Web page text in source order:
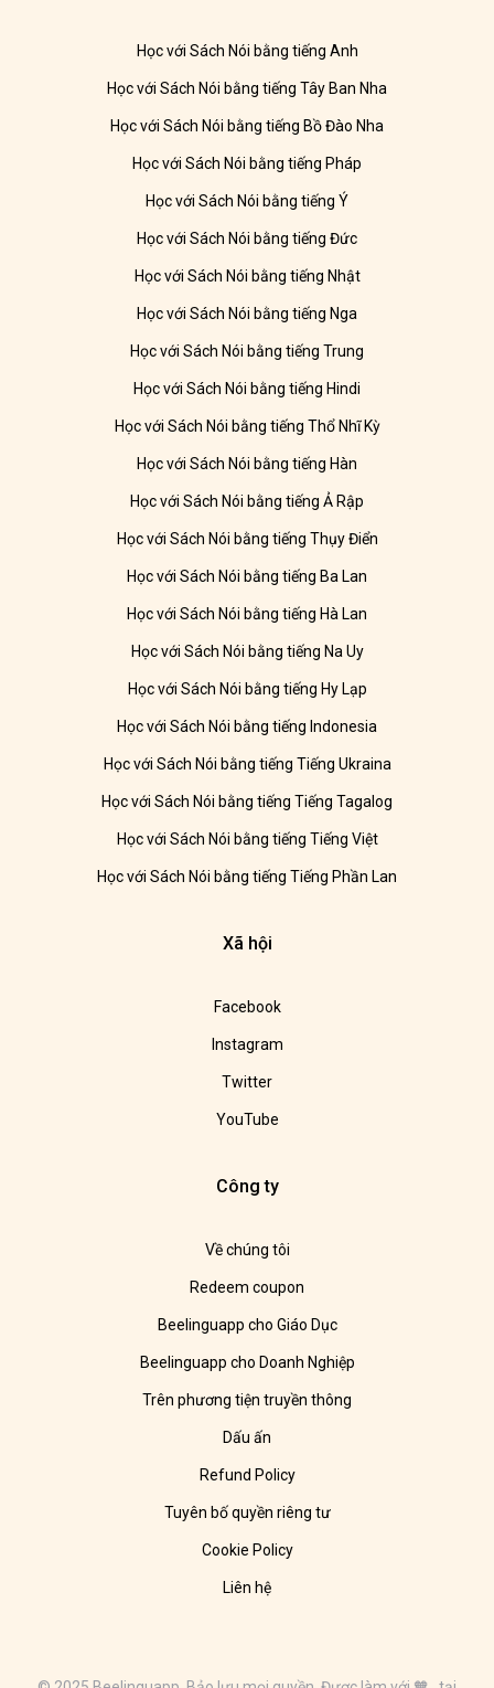
Học với Sách Nói bằng tiếng Anh
Học với Sách Nói bằng tiếng Tây Ban Nha
Học với Sách Nói bằng tiếng Bồ Đào Nha
Học với Sách Nói bằng tiếng Pháp
Học với Sách Nói bằng tiếng Ý
Học với Sách Nói bằng tiếng Đức
Học với Sách Nói bằng tiếng Nhật
Học với Sách Nói bằng tiếng Nga
Học với Sách Nói bằng tiếng Trung
Học với Sách Nói bằng tiếng Hindi
Học với Sách Nói bằng tiếng Thổ Nhĩ Kỳ
Học với Sách Nói bằng tiếng Hàn
Học với Sách Nói bằng tiếng Ả Rập
Học với Sách Nói bằng tiếng Thụy Điển
Học với Sách Nói bằng tiếng Ba Lan
Học với Sách Nói bằng tiếng Hà Lan
Học với Sách Nói bằng tiếng Na Uy
Học với Sách Nói bằng tiếng Hy Lạp
Học với Sách Nói bằng tiếng Indonesia
Học với Sách Nói bằng tiếng Tiếng Ukraina
Học với Sách Nói bằng tiếng Tiếng Tagalog
Học với Sách Nói bằng tiếng Tiếng Việt
Học với Sách Nói bằng tiếng Tiếng Phần Lan
Xã hội
Facebook
Instagram
Twitter
YouTube
Công ty
Về chúng tôi
Redeem coupon
Beelinguapp cho Giáo Dục
Beelinguapp cho Doanh Nghiệp
Trên phương tiện truyền thông
Dấu ấn
Refund Policy
Tuyên bố quyền riêng tư
Cookie Policy
Liên hệ